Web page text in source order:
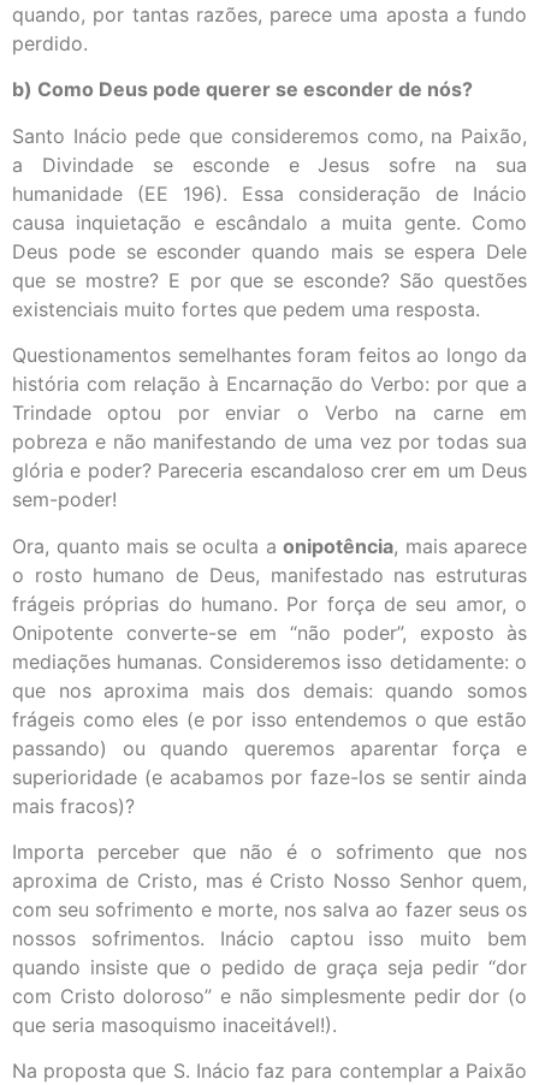
quando, por tantas razões, parece uma aposta a fundo
perdido.
b) Como Deus pode querer se esconder de nós?
Santo Inácio pede que consideremos como, na Paixão,
a Divindade se esconde e Jesus sofre na sua
humanidade (EE 196). Essa consideração de Inácio
causa inquietação e escândalo a muita gente. Como
Deus pode se esconder quando mais se espera Dele
que se mostre? E por que se esconde? São questões
existenciais muito fortes que pedem uma resposta.
Questionamentos semelhantes foram feitos ao longo da
história com relação à Encarnação do Verbo: por que a
Trindade optou por enviar o Verbo na carne em
pobreza e não manifestando de uma vez por todas sua
glória e poder? Pareceria escandaloso crer em um Deus
sem-poder!
Ora, quanto mais se oculta a onipotência, mais aparece
o rosto humano de Deus, manifestado nas estruturas
frágeis próprias do humano. Por força de seu amor, o
Onipotente converte-se em “não poder”, exposto às
mediações humanas. Consideremos isso detidamente: o
que nos aproxima mais dos demais: quando somos
frágeis como eles (e por isso entendemos o que estão
passando) ou quando queremos aparentar força e
superioridade (e acabamos por faze-los se sentir ainda
mais fracos)?
Importa perceber que não é o sofrimento que nos
aproxima de Cristo, mas é Cristo Nosso Senhor quem,
com seu sofrimento e morte, nos salva ao fazer seus os
nossos sofrimentos. Inácio captou isso muito bem
quando insiste que o pedido de graça seja pedir “dor
com Cristo doloroso” e não simplesmente pedir dor (o
que seria masoquismo inaceitável!).
Na proposta que S. Inácio faz para contemplar a Paixão